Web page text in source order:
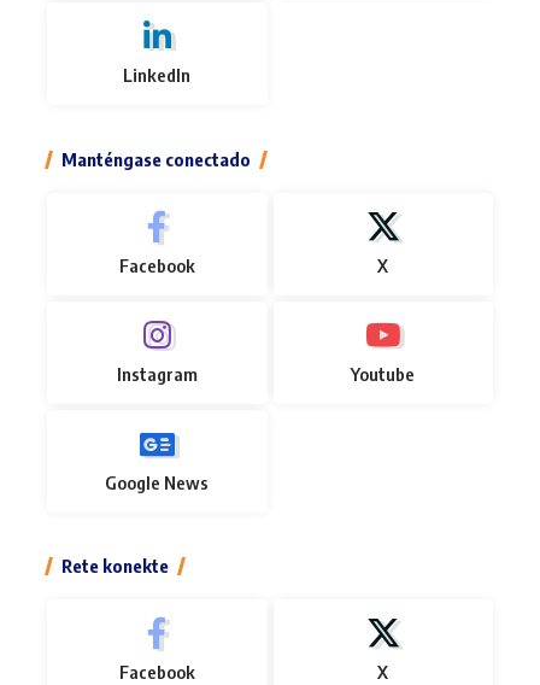
LinkedIn
Manténgase conectado
Facebook X
Instagram Youtube
Google News
Rete konekte
Facebook X